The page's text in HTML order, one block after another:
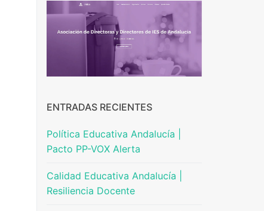
ENTRADAS RECIENTES
Política Educativa Andalucía |
Pacto PP-VOX Alerta
Calidad Educativa Andalucía |
Resiliencia Docente